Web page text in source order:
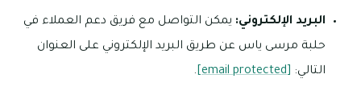
البريد الإلكتروني: يمكن التواصل مع فريق دعم العملاء في
حلبة مرسى ياس عن طريق البريد الإلكتروني على العنوان
التالي: [email protected]
.